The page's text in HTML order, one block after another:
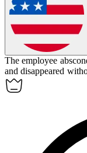
The employee
and disappeared